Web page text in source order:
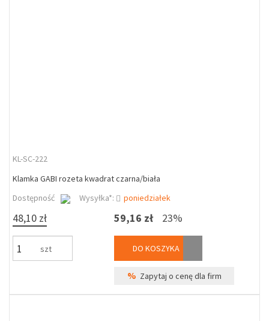
KL-SC-222
Klamka GABI rozeta kwadrat czarna/biała
Dostępność
Wysyłka*: poniedziałek
48,10 zł
szt
59,16 zł 23%
DO KOSZYKA
% Zapytaj o cenę dla firm